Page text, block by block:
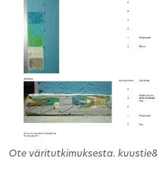
Ote väritutkimuksesta.